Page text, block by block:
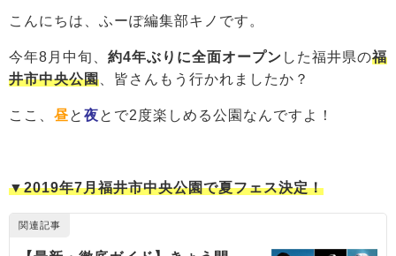
こんにちは、ふーぽ編集部キノです。
今年8月中旬、 約4年ぶりに全面オープン した福井県の福
井市中央公園 、皆さんもう行かれましたか？
ここ、 昼と 夜とで2度楽しめる公園なんですよ！
▼2019年7月福井市中央公園で夏フェス決定！